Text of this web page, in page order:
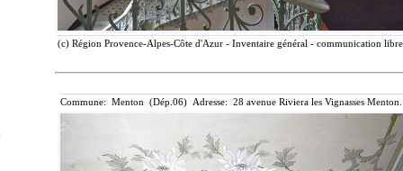
(c) Région Provence-Alpes-Côte d'Azur - Inventaire général - communication
Commune: Menton (Dép.06) Adresse: 28 avenue Riviera les Vignasses